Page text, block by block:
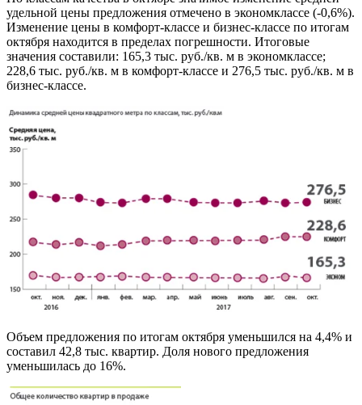
удельной цены предложения отмечено в экономклассе (-0,6%).
Изменение цены в комфорт-классе и бизнес-классе по итогам
октября находится в пределах погрешности. Итоговые
значения составили: 165,3 тыс. руб./кв. м в экономклассе;
228,6 тыс. руб./кв. м в комфорт-классе и 276,5 тыс. руб./кв. м в
бизнес-классе.
Объем предложения по итогам октября уменьшился на 4,4% и
составил 42,8 тыс. квартир. Доля нового предложения
уменьшилась до 16%.